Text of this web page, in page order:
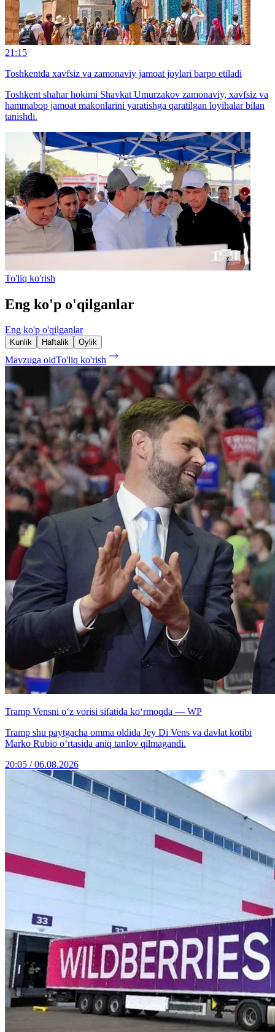
21:15
Toshkentda xavfsiz va zamonaviy jamoat joylari barpo etiladi
Toshkent shahar hokimi Shavkat Umurzakov zamonaviy, xavfsiz va
hammabop jamoat makonlarini yaratishga qaratilgan loyihalar bilan
tanishdi.
To'liq ko'rish
Eng ko'p o'qilganlar
Eng ko'p o'qilganlar
Kunlik Haftalik Oylik
Mavzuga oidTo'liq ko'rish
Tramp Vensni o‘z vorisi sifatida ko‘rmoqda — WP
Tramp shu paytgacha omma oldida Jey Di Vens va davlat kotibi
Marko Rubio o‘rtasida aniq tanlov qilmagandi.
20:05 / 06.08.2026